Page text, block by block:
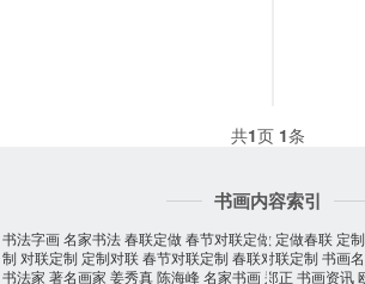
共1页 1条
书画内容索引
书法字画名家书法春联定做春节对联定做 定做春联 定
制 对联定制 定制对联春节对联定制 春联对联定制 书画
书法家 著名画家 姜秀真陈海峰名家书画郑正 书画资讯